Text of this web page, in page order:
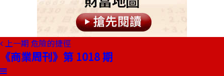
上一期 危險的捷徑
《商業周刊》第 1018 期